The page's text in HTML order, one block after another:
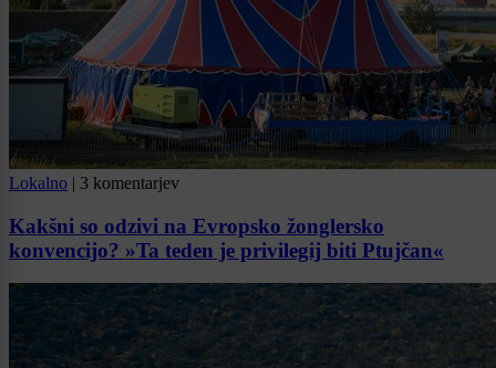
Lokalno | 3 komentarjev
Kakšni so odzivi na Evropsko žonglersko
konvencijo? »Ta teden je privilegij biti Ptujčan«